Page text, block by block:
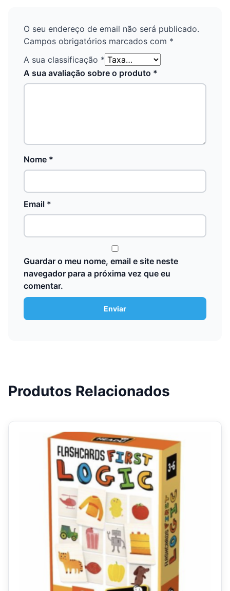
O seu endereço de email não será publicado.
Campos obrigatórios marcados com *
A sua classificação *
A sua avaliação sobre o produto *
Nome *
Email *
Guardar o meu nome, email e site neste
navegador para a próxima vez que eu
comentar.
Produtos Relacionados